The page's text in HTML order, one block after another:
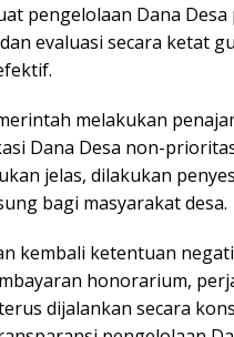
pengelolaan Dana
evaluasi secara ketat
melakukan
Dana Desa non-
jelas, dilakukan
bagi masyarakat desa.
kembali ketentuan
honorarium,
dijalankan secara